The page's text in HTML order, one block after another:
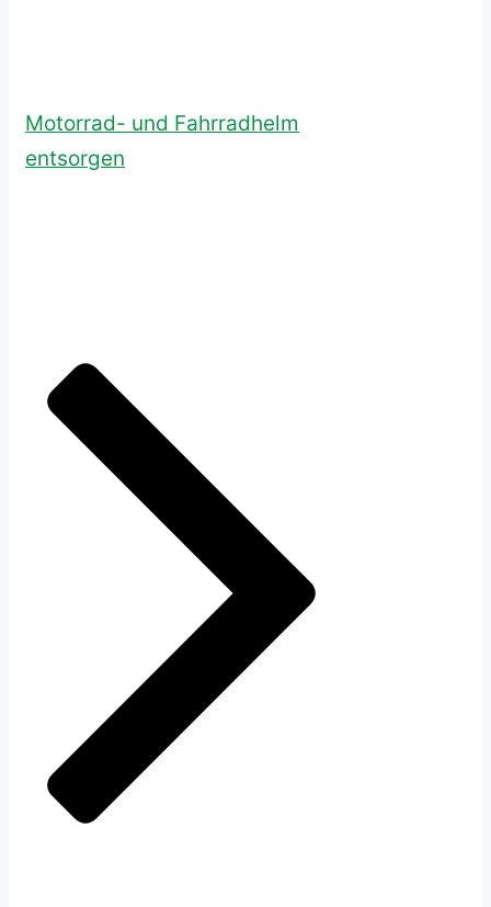
Motorrad- und Fahrradhelm
entsorgen